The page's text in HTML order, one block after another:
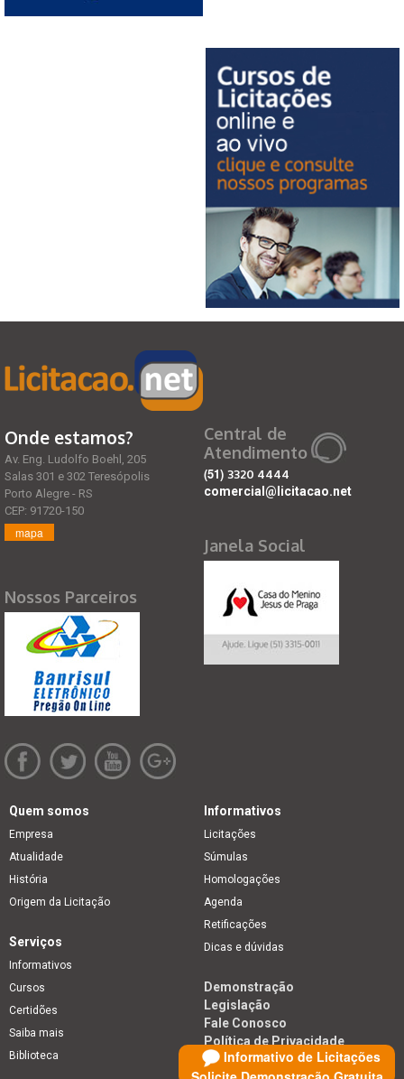
Informativo de Licitações
Onde estamos?
Av. Eng. Ludolfo Boehl, 205
Salas 301 e 302 Teresópolis
Porto Alegre - RS
CEP: 91720-150
mapa
Nossos Parceiros
Central de
Atendimento
(51) 3320 4444
comercial@licitacao.net
Janela Social
Quem somos
Empresa
Atualidade
História
Origem da Licitação
Informativos
Licitações
Súmulas
Homologações
Agenda
Retificações
Dicas e dúvidas
Serviços
Informativos
Cursos
Certidões
Saiba mais
Biblioteca
Demonstração
Legislação
Fale Conosco
Política de Privacidade